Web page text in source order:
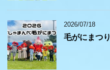
2026/07/18
毛がにまつり